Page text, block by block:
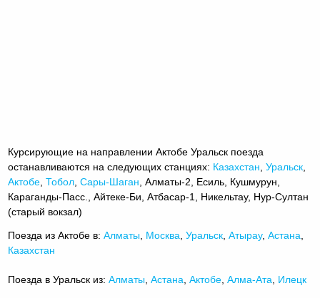
Курсирующие на направлении Актобе Уральск поезда
останавливаются на следующих станциях: Казахстан ,Уральск
Актобе ,Тобол ,Сары-Шаган , Алматы-2, Есиль, Кушмурун,
Караганды-Пасс., Айтеке-Би, Атбасар-1, Никельтау, Нур-Султан
(старый вокзал)
Поезда из Актобе в:Алматы Москва ,Уральск ,Атырау,Астана
Казахстан
Поезда в Уральск из:Алматы ,Астана ,Актобе ,Алма-Ата Илецк